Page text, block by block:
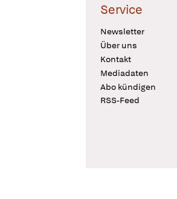
Service
Newsletter
Über uns
Kontakt
Mediadaten
Abo kündigen
RSS-Feed